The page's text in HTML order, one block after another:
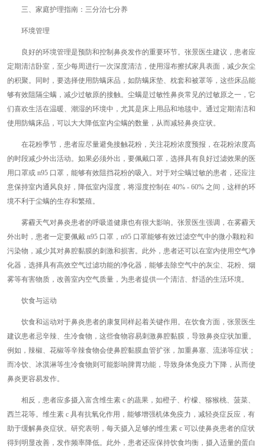
三、家庭护理指南：三分治七分养
环境管理
良好的环境管理是预防和控制鼻炎发作的重要环节。张景医生建议，患者应
定期清洁卧室，至少每周进行一次深度清洁，使用湿布擦拭家具表面，减少灰尘
的积聚。同时，要选择使用防螨床品，如防螨床垫、枕套和被罩等，这些床品能
够有效阻隔尘螨，减少过敏原的接触。尘螨是过敏性鼻炎常见的过敏原之一，它
们喜欢生活在温暖、潮湿的环境中，尤其是床上用品和地毯中。通过定期清洁和
使用防螨床品，可以大大降低室内尘螨的数量，从而减轻鼻炎症状。
在花粉季节，患者应尽量避免接触花粉，关注花粉浓度预报，在花粉浓度高
的时段减少外出活动。如果必须外出，要佩戴口罩，选择具有良好过滤效果的医
用口罩或 n95 口罩，能够有效阻挡花粉的吸入。对于对尘螨过敏的患者，还应注
意保持室内通风良好，降低室内湿度，将湿度控制在 40% - 60% 之间，这样的环
境不利于尘螨的生存和繁殖。
雾霾天气对鼻炎患者的呼吸道健康也有很大影响。张景医生强调，在雾霾天
外出时，患者一定要佩戴 n95 口罩，n95 口罩能够有效过滤空气中的微小颗粒和
污染物，减少其对鼻腔黏膜的刺激和损害。此外，患者还可以在室内使用空气净
化器，选择具有高效空气过滤功能的净化器，能够去除空气中的灰尘、花粉、烟
雾等有害物质，改善室内空气质量，为患者提供一个清洁、舒适的生活环境。
饮食与运动
饮食和运动对于鼻炎患者的康复同样起着关键作用。在饮食方面，张景医生
建议患者忌辛辣、生冷食物，这些食物容易刺激鼻腔黏膜，导致鼻炎症状加重。
例如，辣椒、花椒等辛辣食物会使鼻腔黏膜血管扩张，加重鼻塞、流涕等症状；
而冷饮、冰淇淋等生冷食物则可能影响脾胃功能，导致身体免疫力下降，从而使
鼻炎更容易发作。
相反，患者应多摄入富含维生素 c 的蔬果，如橙子、柠檬、猕猴桃、菠菜、
西兰花等。维生素 c 具有抗氧化作用，能够增强机体免疫力，减轻炎症反应，有
助于缓解鼻炎症状。研究表明，每天摄入足够的维生素 c 可以使鼻炎患者的症状
得到明显改善，发作频率降低。此外，患者还应保持饮食均衡，摄入适量的蛋白